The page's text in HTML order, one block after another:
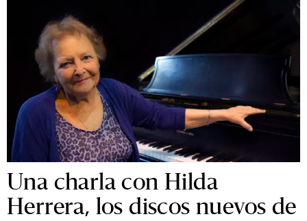
Una charla con Hilda
Herrera, los discos nuevos de